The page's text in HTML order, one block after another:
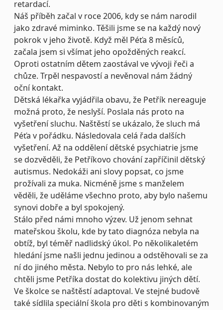
retardací.
Náš příběh začal v roce 2006, kdy se nám narodil
jako zdravé miminko. Těšili jsme se na každý nový
pokrok v jeho životě. Když měl Péťa 8 měsíců,
začala jsem si všímat jeho opožděných reakcí.
Oproti ostatním dětem zaostával ve vývoji řeči a
chůze. Trpěl nespavostí a nevěnoval nám žádný
oční kontakt.
Dětská lékařka vyjádřila obavu, že Petřík nereaguje
možná proto, že neslyší. Poslala nás proto na
vyšetření sluchu. Naštěstí se ukázalo, že sluch má
Péťa v pořádku. Následovala celá řada dalších
vyšetření. Až na oddělení dětské psychiatrie jsme
se dozvěděli, že Petříkovo chování zapříčinil dětský
autismus. Nedokáži ani slovy popsat, co jsme
prožívali za muka. Nicméně jsme s manželem
věděli, že uděláme všechno proto, aby bylo našemu
synovi dobře a byl spokojený.
Stálo před námi mnoho výzev. Už jenom sehnat
mateřskou školu, kde by tato diagnóza nebyla na
obtíž, byl téměř nadlidský úkol. Po několikaletém
hledání jsme našli jednu jedinou a odstěhovali se za
ní do jiného města. Nebylo to pro nás lehké, ale
chtěli jsme Petříka dostat do kolektivu jiných dětí.
Ve školce se naštěstí adaptoval. Ve stejné budově
také sídlila speciální škola pro děti s kombinovaným